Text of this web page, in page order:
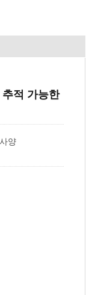
적 가능한
양